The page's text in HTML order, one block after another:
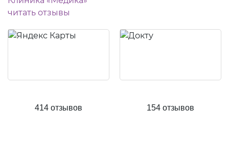
читать отзывы
414 отзывов 154 отзывов